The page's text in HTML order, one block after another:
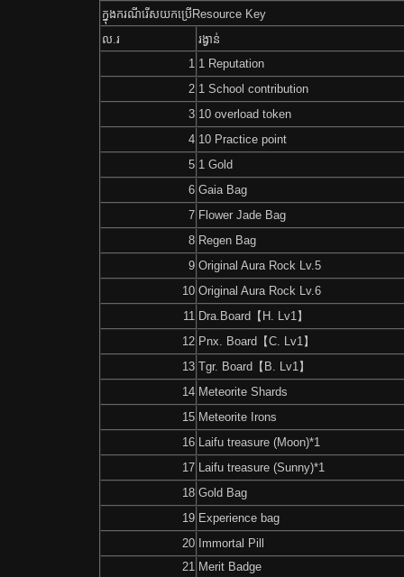
ក្នុង​ករណី​រើស​យកប្រើResource Key
ល.រ
រង្វាន់​
1 1 Reputation
2 1 School contribution
3 10 overload token
4 10 Practice point
5 1 Gold
6 Gaia Bag
7 Flower Jade Bag
8 Regen Bag
9 Original Aura Rock Lv.5
10 Original Aura Rock Lv.6
11 Dra.Board【H. Lv1】
12 Pnx. Board【C. Lv1】
13 Tgr. Board【B. Lv1】
14 Meteorite Shards
15 Meteorite Irons
16 Laifu treasure (Moon)*1
17 Laifu treasure (Sunny)*1
18 Gold Bag
19 Experience bag
20 Immortal Pill
21 Merit Badge